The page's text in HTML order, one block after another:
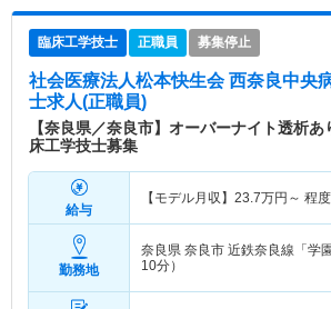
臨床工学技士 正職員 募集停止
社会医療法人松本快生会 西奈良中央
士求人(正職員)
【奈良県／奈良市】オーバーナイト透析
床工学技士募集
給与
【モデル月収】 23.7万円～ 程度
勤務地
奈良県 奈良市 近鉄奈良線「学
10分）